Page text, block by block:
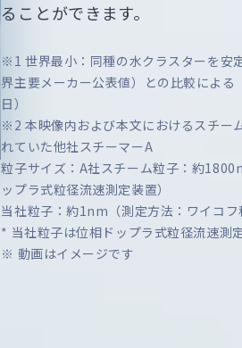
ることができます。
※1 世界最小：同種の水クラスターを安
界主要メーカー公表値）との比較によ
日）
※2 本映像内および本文におけるスチー
れていた他社スチーマーA
粒子サイズ：A社スチーム粒子：約
ップラ式粒径流速測定装置）
当社粒子：約1nm（測定方法：ワイコ
* 当社粒子は位相ドップラ式粒径流速測
※ 動画はイメージです